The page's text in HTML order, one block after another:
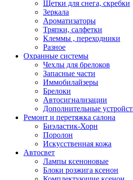
Щетки для снега, скребки
Зеркала
Ароматизаторы
Тряпки, салфетки
Клеммы , переходники
Разное
Охранные системы
Чехлы для брелоков
Запасные части
Иммобилайзеры
Брелоки
Автосигнализации
Дополнительные
Ремонт и перетяжка салона
Биэластик-Хорн
Поролон
Искусственная кожа
Автосвет
Лампы ксеноновые
Блоки розжига ксенон